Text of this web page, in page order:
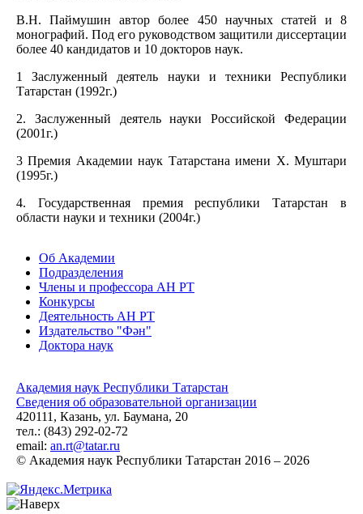
В.Н. Паймушин автор более 450 научных статей и 8
монографий. Под его руководством защитили диссертации
более 40 кандидатов и 10 докторов наук.
1 Заслуженный деятель науки и техники Республики
Татарстан (1992г.)
2. Заслуженный деятель науки Российской Федерации
(2001г.)
3 Премия Академии наук Татарстана имени Х. Муштари
(1995г.)
4. Государственная премия республики Татарстан в
области науки и техники (2004г.)
Об Академии
Подразделения
Члены и профессора АН РТ
Конкурсы
Деятельность АН РТ
Издательство "Фән"
Доктора наук
Академия наук Республики Татарстан
Сведения об образовательной организации
420111, Казань, ул. Баумана, 20
тел.: (843) 292-02-72
email: an.rt@tatar.ru
© Академия наук Республики Татарстан 2016 – 2026